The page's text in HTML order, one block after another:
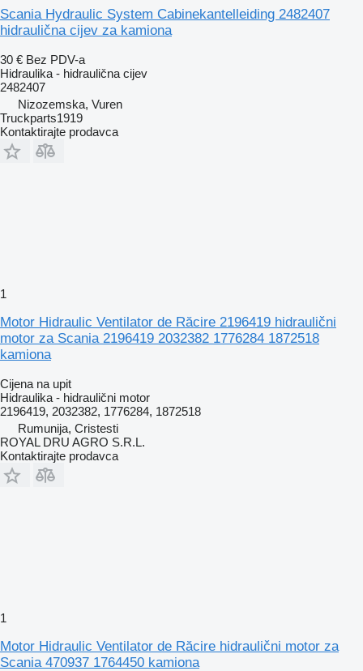
Scania Hydraulic System Cabinekantelleiding 2482407
hidraulična cijev za kamiona
30 € Bez PDV-a
Hidraulika - hidraulična cijev
2482407
Nizozemska, Vuren
Truckparts1919
Kontaktirajte prodavca
1
Motor Hidraulic Ventilator de Răcire 2196419 hidraulični
motor za Scania 2196419 2032382 1776284 1872518
kamiona
Cijena na upit
Hidraulika - hidraulični motor
2196419, 2032382, 1776284, 1872518
Rumunija, Cristesti
ROYAL DRU AGRO S.R.L.
Kontaktirajte prodavca
1
Motor Hidraulic Ventilator de Răcire hidraulični motor za
Scania 470937 1764450 kamiona